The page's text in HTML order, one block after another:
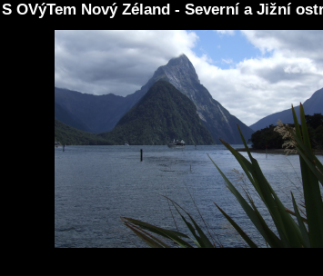
S OVýTem Nový Zéland - Severní a Jižní